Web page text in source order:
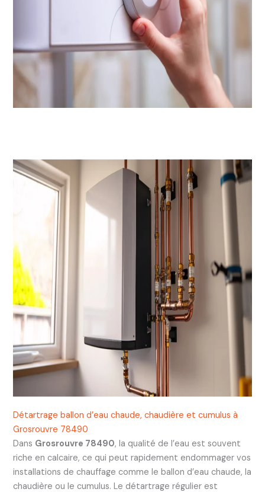
Détartrage ballon d’eau chaude, chaudière et cumulus à
Grosrouvre 78490
Dans Grosrouvre 78490, la qualité de l’eau est souvent
riche en calcaire, ce qui peut rapidement endommager vos
installations de chauffage comme le ballon d’eau chaude, la
chaudière ou le cumulus. Le détartrage régulier est